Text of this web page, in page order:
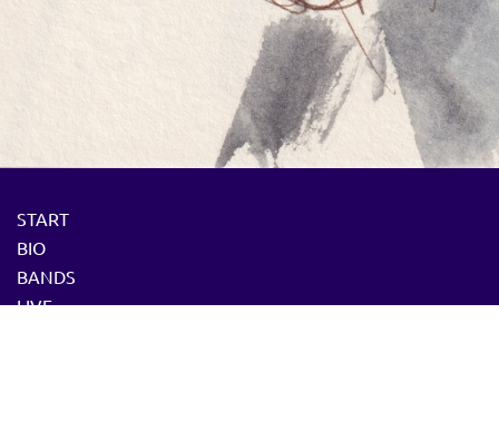
START
BIO
BANDS
LIVE